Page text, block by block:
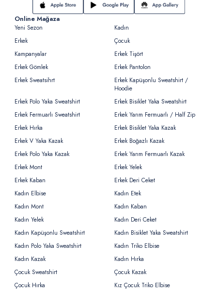
Online Mağaza
Yeni Sezon
Kadın
Erkek
Çocuk
Kampanyalar
Erkek Tişört
Erkek Gömlek
Erkek Pantolon
Erkek Sweatsihrt
Erkek Kapüşonlu Sweatshirt /
Hoodie
Erkek Polo Yaka Sweatshirt
Erkek Bisiklet Yaka Sweatshirt
Erkek Fermuarlı Sweatshirt
Erkek Yarım Fermuarlı / Half Zip
Erkek Hırka
Erkek Bisiklet Yaka Kazak
Erkek V Yaka Kazak
Erkek Boğazlı Kazak
Erkek Polo Yaka Kazak
Erkek Yarım Fermuarlı Kazak
Erkek Mont
Erkek Yelek
Erkek Kaban
Erkek Deri Ceket
Kadın Elbise
Kadın Etek
Kadın Mont
Kadın Kaban
Kadın Yelek
Kadın Deri Ceket
Kadın Kapüşonlu Sweatshirt
Kadın Bisiklet Yaka Sweatshirt
Kadın Polo Yaka Sweatshirt
Kadın Triko Elbise
Kadın Kazak
Kadın Hırka
Çocuk Sweatshirt
Çocuk Kazak
Çocuk Hırka
Kız Çocuk Triko Elbise